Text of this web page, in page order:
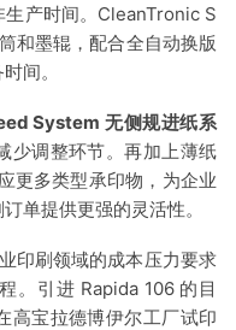
产时间。CleanTronic S
和墨辊，配合全自动换版
间。
System 无侧规进纸系
少调整环节。再加上薄纸
更多类型承印物，为企业
单提供更强的灵活性。
印刷领域的成本压力要求
。引进 Rapida 106 的目
高宝拉德博伊尔工厂试印